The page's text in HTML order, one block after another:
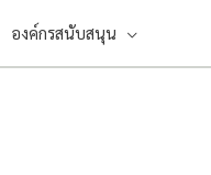
องค์กรสนับสนุน